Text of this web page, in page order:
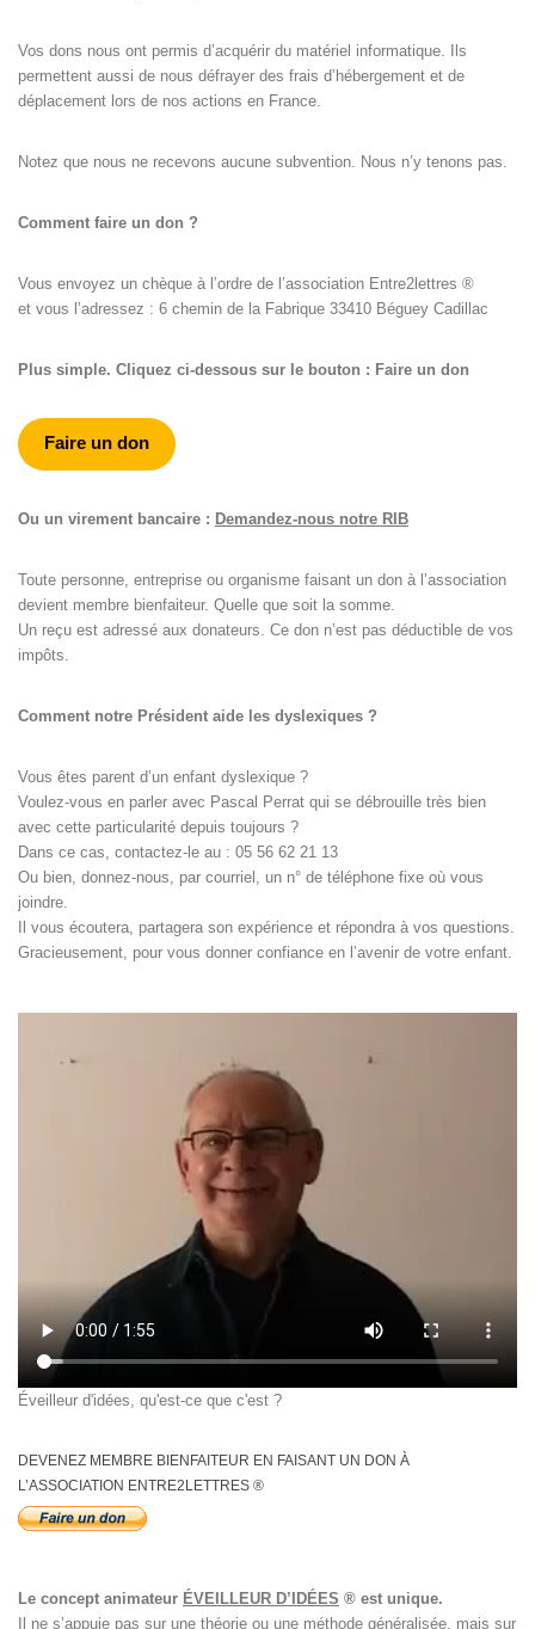
Vos dons nous ont permis d’acquérir du matériel informatique. Ils
permettent aussi de nous défrayer des frais d’hébergement et de
déplacement lors de nos actions en France.
Notez que nous ne recevons aucune subvention. Nous n’y tenons pas.
Comment faire un don ?
Vous envoyez un chèque à l’ordre de l’association Entre2lettres ®
et vous l’adressez : 6 chemin de la Fabrique 33410 Béguey Cadillac
Plus simple. Cliquez ci-dessous sur le bouton : Faire un don
Faire un don
Ou un virement bancaire : Demandez-nous notre RIB
Toute personne, entreprise ou organisme faisant un don à l’association
devient membre bienfaiteur. Quelle que soit la somme.
Un reçu est adressé aux donateurs. Ce don n’est pas déductible de vos
impôts.
Comment notre Président aide les dyslexiques ?
Vous êtes parent d’un enfant dyslexique ?
Voulez-vous en parler avec Pascal Perrat qui se débrouille très bien
avec cette particularité depuis toujours ?
Dans ce cas, contactez-le au : 05 56 62 21 13
Ou bien, donnez-nous, par courriel, un n° de téléphone fixe où vous
joindre.
Il vous écoutera, partagera son expérience et répondra à vos questions.
Gracieusement, pour vous donner confiance en l’avenir de votre enfant.
Éveilleur d'idées, qu'est-ce que c'est ?
DEVENEZ MEMBRE BIENFAITEUR EN FAISANT UN DON À
L’ASSOCIATION ENTRE2LETTRES ®
Le concept animateur ÉVEILLEUR D’IDÉES ® est unique.
Il ne s’appuie pas sur une théorie ou une méthode généralisée, mais sur